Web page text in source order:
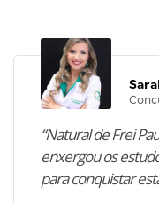
“Natural de Frei
enxergou os
para conquistar